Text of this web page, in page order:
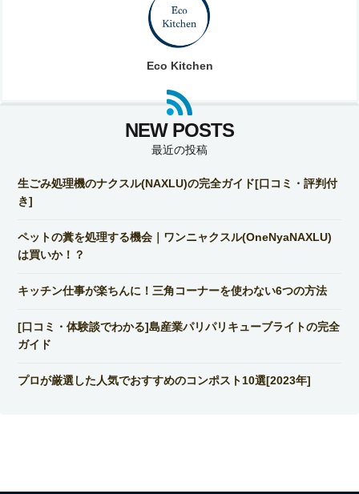
Eco Kitchen
最近の投稿
生ごみ処理機のナクスル(NAXLU)の完全ガイド[口コミ・評判付
き]
ペットの糞を処理する機会｜ワンニャクスル(OneNyaNAXLU)
は買いか！？
キッチン仕事が楽ちんに！三角コーナーを使わない6つの方法
[口コミ・体験談でわかる]島産業パリパリキューブライトの完全
ガイド
プロが厳選した人気でおすすめのコンポスト10選[2023年]